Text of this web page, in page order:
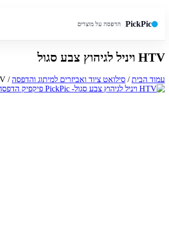
PickPic הדפסה על מוצרים
HTV ויניל לגיהוץ צבע סגול
עמוד הבית/ סילואט ציוד ואביזרים למיתוג והדפסה/ HTV ויניל לגיהוץ צבע סגול